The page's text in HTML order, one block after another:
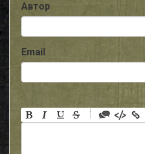
Автор
Email
-
-